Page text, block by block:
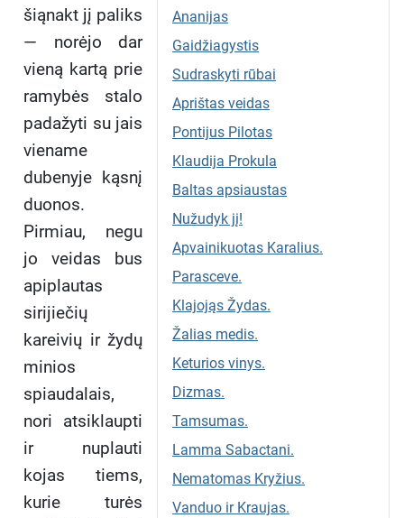
Ananijas
Gaidžiagystis
Sudraskyti rūbai
Aprištas veidas
Pontijus Pilotas
Klaudija Prokula
Baltas apsiaustas
Nužudyk jį!
Apvainikuotas Karalius.
Parasceve.
Klajojąs Žydas.
Žalias medis.
Keturios vinys.
Dizmas.
Tamsumas.
Lamma Sabactani.
Nematomas Kryžius.
Vanduo ir Kraujas.
šiąnakt jį paliks
— norėjo dar
vieną kartą prie
ramybės stalo
padažyti su jais
viename
dubenyje kąsnį
duonos.
Pirmiau, negu
jo veidas bus
apiplautas
sirijiečių
kareivių ir žydų
minios
spiaudalais,
nori atsiklaupti
ir nuplauti
kojas tiems,
kurie turės